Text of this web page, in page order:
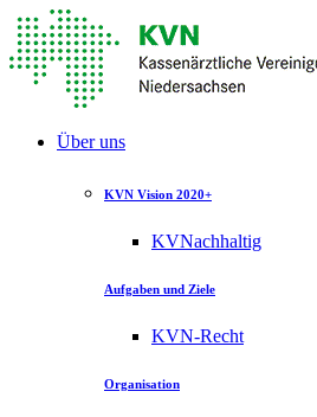
Über uns
KVN Vision 2020+
KVNachhaltig
Aufgaben und Ziele
KVN-Recht
Organisation